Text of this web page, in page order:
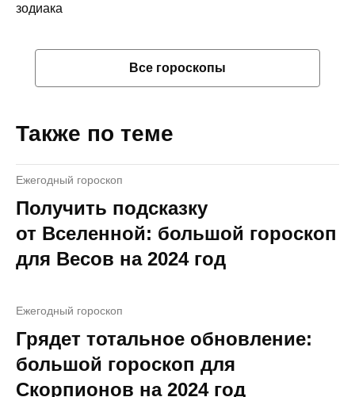
зодиака
Все гороскопы
Также по теме
Ежегодный гороскоп
Получить подсказку
от Вселенной: большой гороскоп
для Весов на 2024 год
Ежегодный гороскоп
Грядет тотальное обновление:
большой гороскоп для
Скорпионов на 2024 год